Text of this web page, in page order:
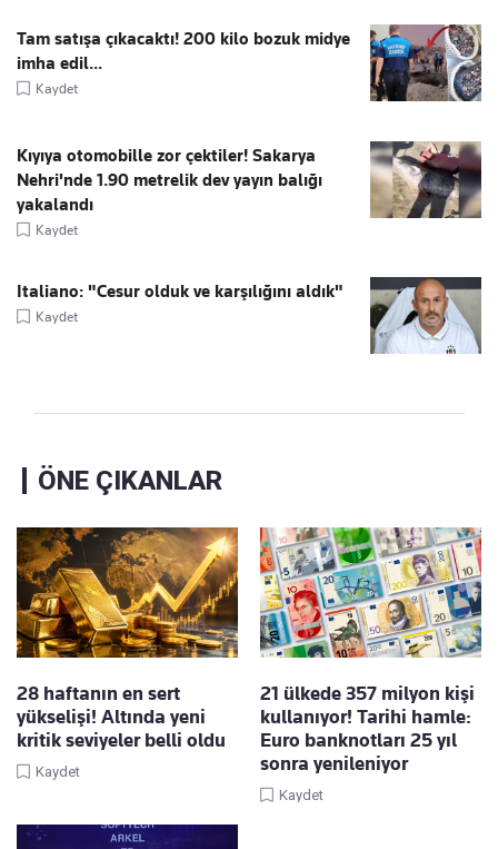
Tam satışa çıkacaktı! 200 kilo bozuk midye
imha edil...
Kaydet
Kıyıya otomobille zor çektiler! Sakarya
Nehri'nde 1.90 metrelik dev yayın balığı
yakalandı
Kaydet
Italiano: "Cesur olduk ve karşılığını aldık"
Kaydet
ÖNE ÇIKANLAR
28 haftanın en sert
yükselişi! Altında yeni
kritik seviyeler belli oldu
Kaydet
21 ülkede 357 milyon kişi
kullanıyor! Tarihi hamle:
Euro banknotları 25 yıl
sonra yenileniyor
Kaydet